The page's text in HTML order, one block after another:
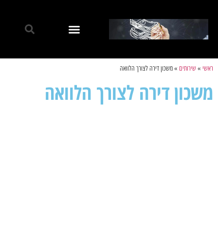
ראשי »שירותים »משכון דירה לצורך הלוואה
משכון דירה לצורך הלוואה